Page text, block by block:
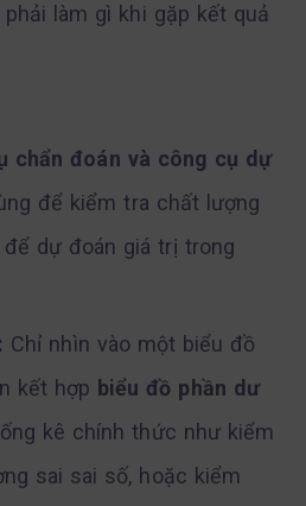
làm gì khi gặp kết quả
chẩn đoán và công cụ dự
để kiểm tra chất lượng
dự đoán giá trị trong
Chỉ nhìn vào một biểu đồ
kết hợp biểu đồ phần dư
kê chính thức như kiểm
sai sai số, hoặc kiểm